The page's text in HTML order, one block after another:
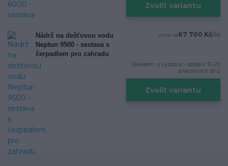
Zvolit variantu
Nádrž na dešťovou vodu
Neptun 9500 - sestava s
čerpadlem pro zahradu
cena od67 700 Kč/ks
Skladem u výrobce - dodání 10-20
pracovních dnů
Zvolit variantu